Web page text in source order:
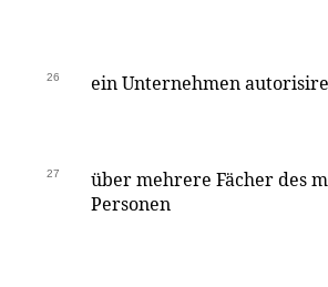
26 ein Unternehmen
27
über mehrere Fächer des
Personen